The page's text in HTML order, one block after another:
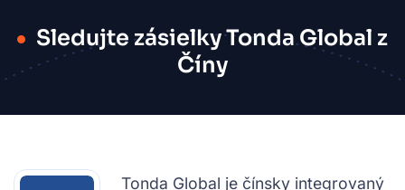
Sledujte zásielky Tonda Global z
Číny
Tonda Global je čínsky integrovaný